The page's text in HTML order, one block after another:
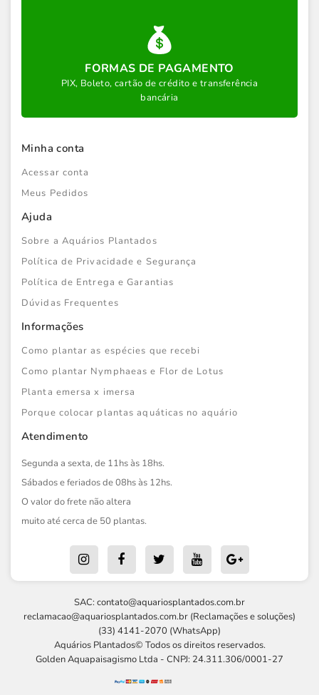
FORMAS DE PAGAMENTO
PIX, Boleto, cartão de crédito e transferência
bancária
Minha conta
Acessar conta
Meus Pedidos
Ajuda
Sobre a Aquários Plantados
Política de Privacidade e Segurança
Política de Entrega e Garantias
Dúvidas Frequentes
Informações
Como plantar as espécies que recebi
Como plantar Nymphaeas e Flor de Lotus
Planta emersa x imersa
Porque colocar plantas aquáticas no aquário
Atendimento
Segunda a sexta, de 11hs às 18hs.
Sábados e feriados de 08hs às 12hs.
O valor do frete não altera
muito até cerca de 50 plantas.
SAC: contato@aquariosplantados.com.br
reclamacao@aquariosplantados.com.br (Reclamações e soluções)
(33) 4141-2070 (WhatsApp)
Aquários Plantados© Todos os direitos reservados.
Golden Aquapaisagismo Ltda - CNPJ: 24.311.306/0001-27